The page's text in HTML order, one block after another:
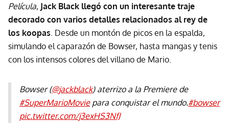
Película, Jack Black llegó con un interesante traje
decorado con varios detalles relacionados al rey de
los koopas . Desde un montón de picos en la espalda,
simulando el caparazón de Bowser, hasta mangas y tenis
con los intensos colores del villano de Mario.
Bowser (@jackblack) aterrizo a la Premiere de
#SuperMarioMoviepara conquistar el mundo.#bowser
pic.twitter.com/j3exHS3NfJ